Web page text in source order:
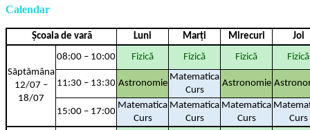
Calendar
Școala de vară Luni Marți Mirecuri Joi
Sãptãmâna
12/07 –
18/07
08:00 – 10:00 Fizică Fizică Fizică Fizică
11:30 – 13:30 Astronomie
Matematica
Curs
Astronomie
15:00 – 17:00
Matematica
Curs
Matematica
Curs
Matematica
Curs
Curs